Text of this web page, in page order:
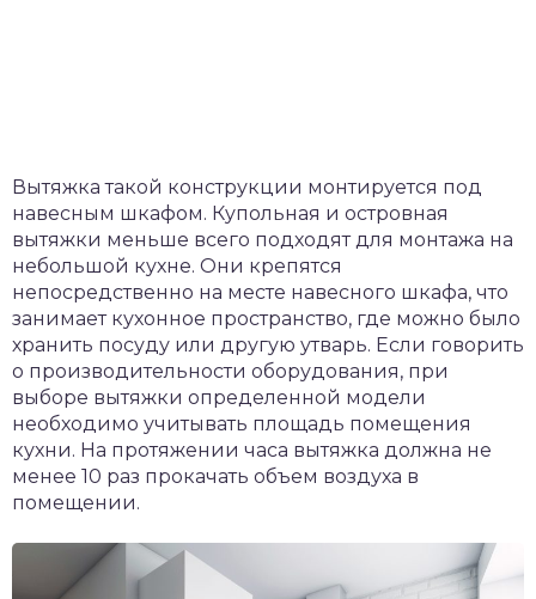
Вытяжка такой конструкции монтируется под
навесным шкафом. Купольная и островная
вытяжки меньше всего подходят для монтажа на
небольшой кухне. Они крепятся
непосредственно на месте навесного шкафа, что
занимает кухонное пространство, где можно было
хранить посуду или другую утварь. Если говорить
о производительности оборудования, при
выборе вытяжки определенной модели
необходимо учитывать площадь помещения
кухни. На протяжении часа вытяжка должна не
менее 10 раз прокачать объем воздуха в
помещении.